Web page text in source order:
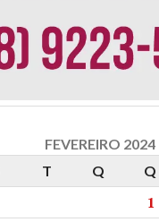
FEVEREIRO 2024
T Q Q
1